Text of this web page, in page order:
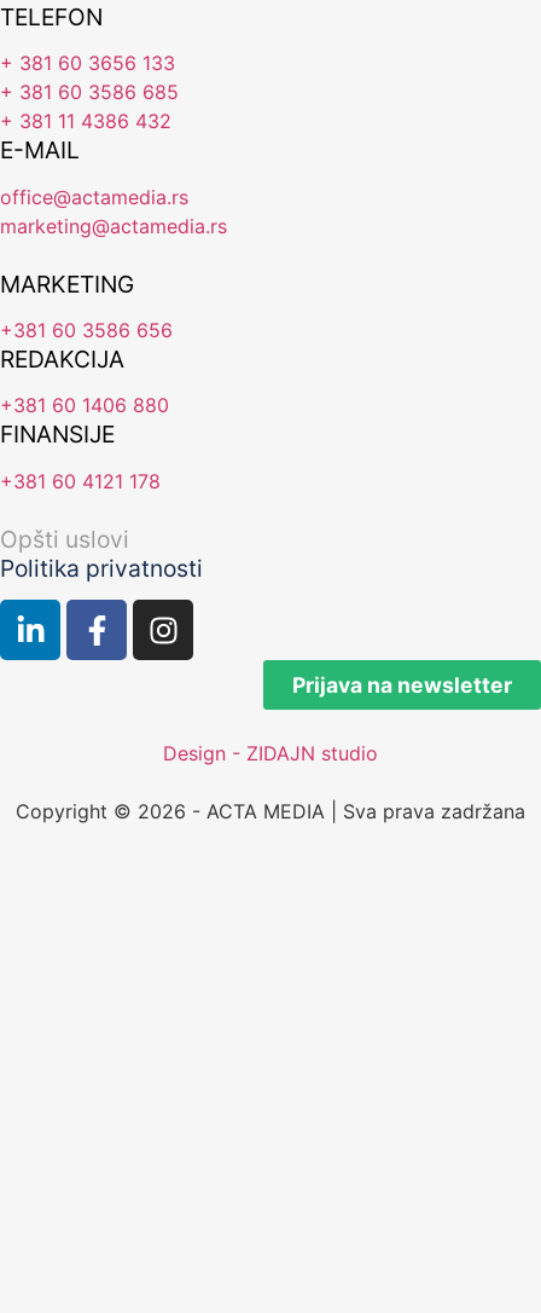
TELEFON
+ 381 60 3656 133
+ 381 60 3586 685
+ 381 11 4386 432
E-MAIL
office@actamedia.rs
marketing@actamedia.rs
MARKETING
+381 60 3586 656
REDAKCIJA
+381 60 1406 880
FINANSIJE
+381 60 4121 178
Opšti uslovi
Politika privatnosti
Prijava na newsletter
Design - ZIDAJN studio
Copyright © 2026 - ACTA MEDIA | Sva prava zadržana